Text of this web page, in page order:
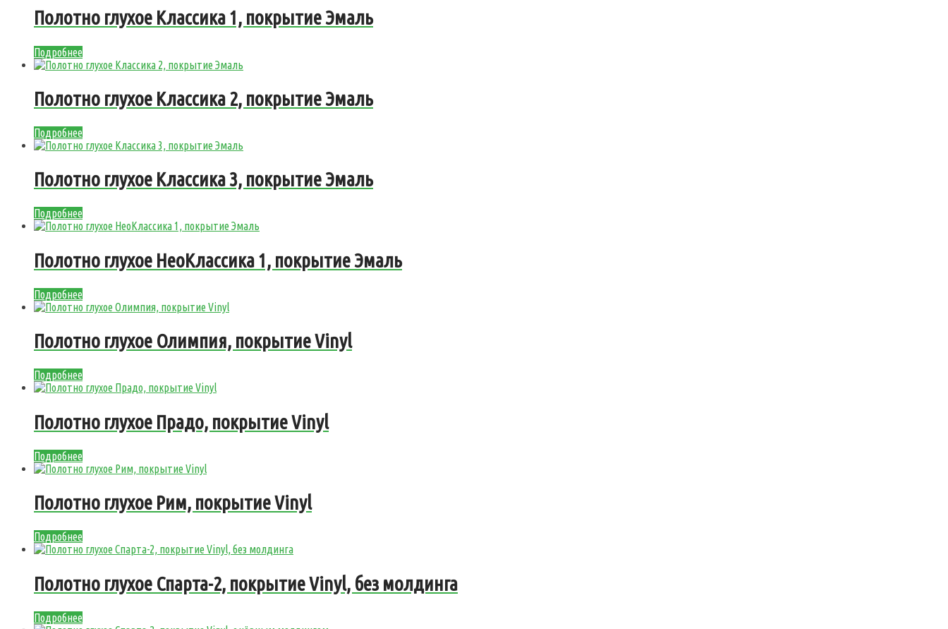
Полотно глухое Классика 1, покрытие Эмаль
Подробнее
Полотно глухое Классика 2, покрытие Эмаль
Подробнее
Полотно глухое Классика 3, покрытие Эмаль
Подробнее
Полотно глухое НеоКлассика 1, покрытие Эмаль
Подробнее
Полотно глухое Олимпия, покрытие Vinyl
Подробнее
Полотно глухое Прадо, покрытие Vinyl
Подробнее
Полотно глухое Рим, покрытие Vinyl
Подробнее
Полотно глухое Спарта-2, покрытие Vinyl, без молдинга
Подробнее